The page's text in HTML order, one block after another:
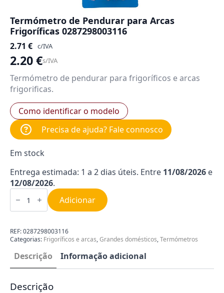
Termómetro de Pendurar para Arcas
Frigoríficas 0287298003116
2.71 € c/IVA
2.20€s/IVA
Termómetro de pendurar para frigoríficos e arcas
frigorificas.
Como identificar o modelo
Precisa de ajuda? Fale connosco
Em stock
Entrega estimada: 1 a 2 dias úteis. Entre 11/08/2026 e
12/08/2026.
Quantidade
de
Termómetro
de
para
Arcas
Frigoríficas
0287298003116
Adicionar
REF:0287298003116
Categorias: Frigoríficos e arcas,Grandes domésticos,Termómetros
Descrição Informação adicional
Descrição